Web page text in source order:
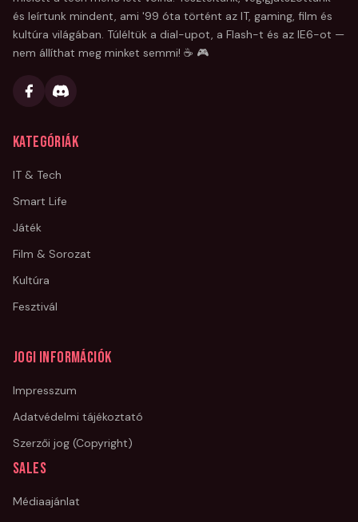
és leírtunk mindent, ami '99 óta történt az IT, gaming, film és
kultúra világában. Túléltük a dial-upot, a Flash-t és az IE6-ot —
nem állíthat meg minket semmi! ☕ 🎮
Kategóriák
IT & Tech
Smart Life
Játék
Film & Sorozat
Kultúra
Fesztivál
Jogi információk
Impresszum
Adatvédelmi tájékoztató
Szerzői jog (Copyright)
Sales
Médiaajánlat